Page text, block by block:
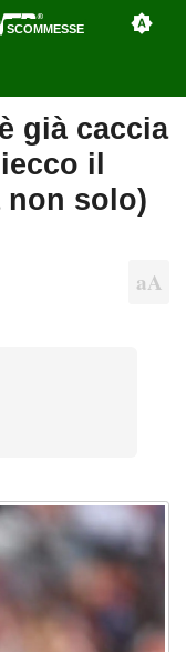
SCOMMESSE
già caccia
il
non solo)